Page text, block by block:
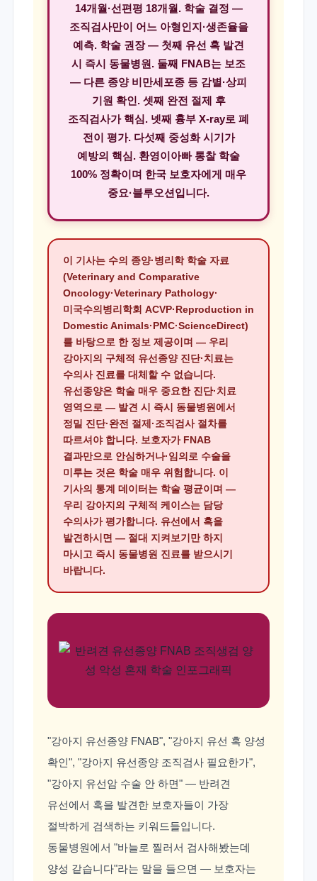
14개월·선편평 18개월. 학술 결정 —
조직검사만이 어느 아형인지·생존율을
예측. 학술 권장 — 첫째 유선 혹 발견
시 즉시 동물병원. 둘째 FNAB는 보조
— 다른 종양 비만세포종 등 감별·상피
기원 확인. 셋째 완전 절제 후
조직검사가 핵심. 넷째 흉부 X-ray로 폐
전이 평가. 다섯째 중성화 시기가
예방의 핵심. 환영이아빠 통찰 학술
100% 정확이며 한국 보호자에게 매우
중요·블루오션입니다.
이 기사는 수의 종양·병리학 학술 자료
(Veterinary and Comparative
Oncology·Veterinary Pathology·
미국수의병리학회 ACVP·Reproduction in
Domestic Animals·PMC·ScienceDirect)
를 바탕으로 한 정보 제공이며 — 우리
강아지의 구체적 유선종양 진단·치료는
수의사 진료를 대체할 수 없습니다.
유선종양은 학술 매우 중요한 진단·치료
영역으로 — 발견 시 즉시 동물병원에서
정밀 진단·완전 절제·조직검사 절차를
따르셔야 합니다. 보호자가 FNAB
결과만으로 안심하거나·임의로 수술을
미루는 것은 학술 매우 위험합니다. 이
기사의 통계 데이터는 학술 평균이며 —
우리 강아지의 구체적 케이스는 담당
수의사가 평가합니다. 유선에서 혹을
발견하시면 — 절대 지켜보기만 하지
마시고 즉시 동물병원 진료를 받으시기
바랍니다.
"강아지 유선종양 FNAB", "강아지 유선 혹 양성
확인", "강아지 유선종양 조직검사 필요한가",
"강아지 유선암 수술 안 하면" — 반려견
유선에서 혹을 발견한 보호자들이 가장
절박하게 검색하는 키워드들입니다.
동물병원에서 "바늘로 찔러서 검사해봤는데
양성 같습니다"라는 말을 들으면 — 보호자는